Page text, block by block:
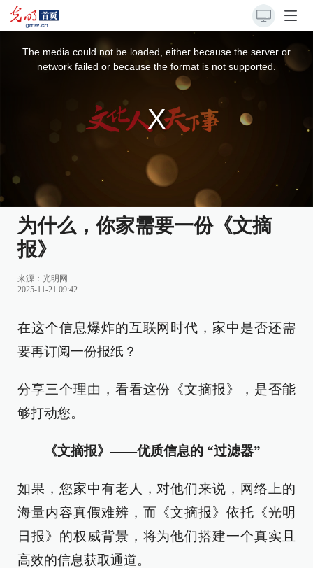
The media could not be loaded, either because the server or
network failed or because the format is not supported.
为什么，你家需要一份《文摘
报》
来源： 光明网
2025-11-21 09:42
在这个信息爆炸的互联网时代，家中是否还需
要再订阅一份报纸？
分享三个理由，看看这份《文摘报》，是否能
够打动您。
《文摘报》——优质信息的 “过滤器”
如果，您家中有老人，对他们来说，网络上的
海量内容真假难辨，而《文摘报》依托《光明
日报》的权威背景，将为他们搭建一个真实且
高效的信息获取通道。